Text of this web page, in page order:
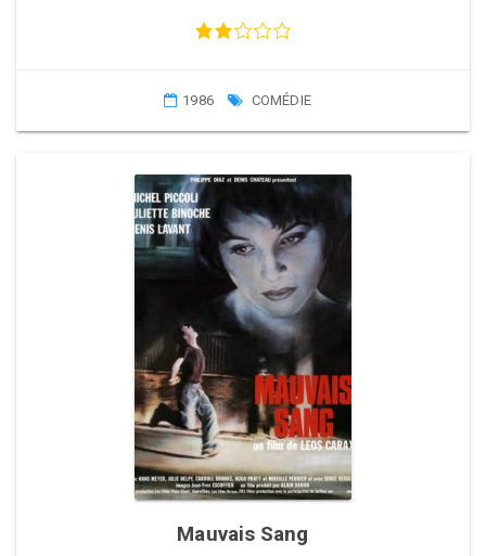
1986 COMÉDIE
Mauvais Sang